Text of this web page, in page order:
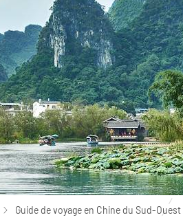
Guide de voyage en Chine du Sud-Ouest